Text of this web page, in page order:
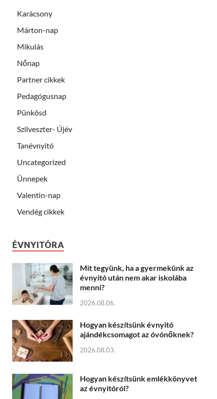
Karácsony
Márton-nap
Mikulás
Nőnap
Partner cikkek
Pedagógusnap
Pünkösd
Szilveszter- Újév
Tanévnyitó
Uncategorized
Ünnepek
Valentin-nap
Vendég cikkek
ÉVNYITÓRA
Mit tegyünk, ha a gyermekünk az
évnyitó után nem akar iskolába
menni?
2026.08.06.
Hogyan készítsünk évnyitó
ajándékcsomagot az óvónőknek?
2026.08.03.
Hogyan készítsünk emlékkönyvet
az évnyitóról?